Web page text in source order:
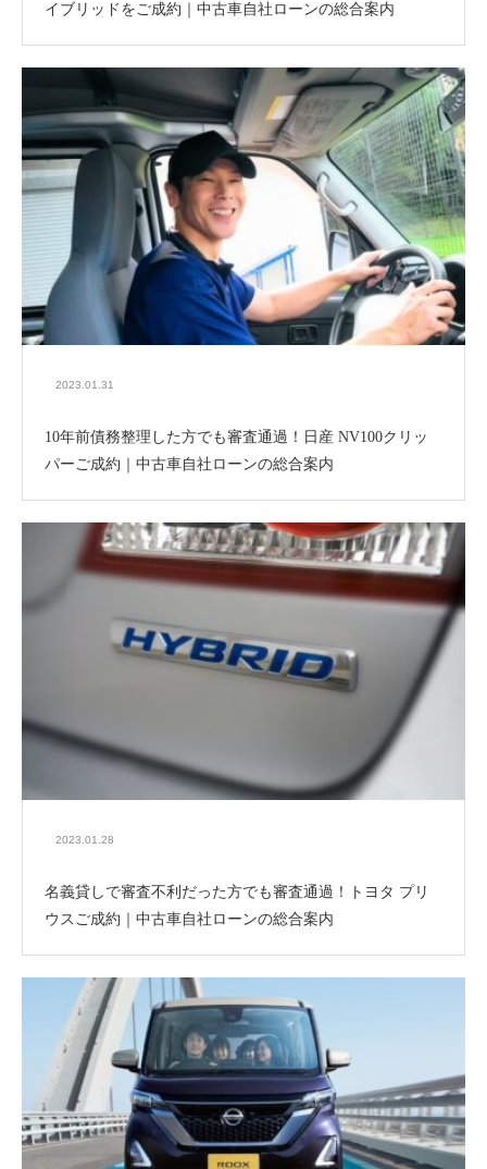
イブリッドをご成約｜中古車自社ローンの総合案内
2023.01.31
10年前債務整理した方でも審査通過！日産 NV100クリッ
パーご成約｜中古車自社ローンの総合案内
2023.01.28
名義貸しで審査不利だった方でも審査通過！トヨタ プリ
ウスご成約｜中古車自社ローンの総合案内